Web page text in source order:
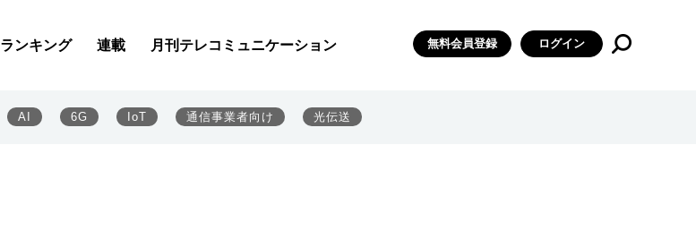
ランキング 連載 月刊テレコミュニケーション 無料会員登録 ログイン
AI 6G IoT 通信事業者向け 光伝送